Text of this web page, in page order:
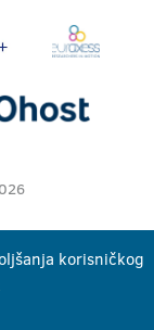
korisničkog